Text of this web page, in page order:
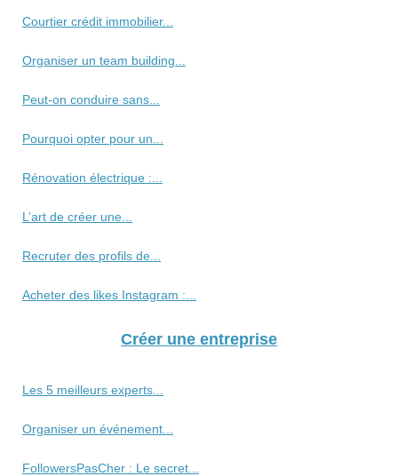
Courtier crédit immobilier...
Organiser un team building...
Peut-on conduire sans...
Pourquoi opter pour un...
Rénovation électrique :...
L’art de créer une...
Recruter des profils de...
Acheter des likes Instagram :...
Créer une entreprise
Les 5 meilleurs experts...
Organiser un événement...
FollowersPasCher : Le secret...